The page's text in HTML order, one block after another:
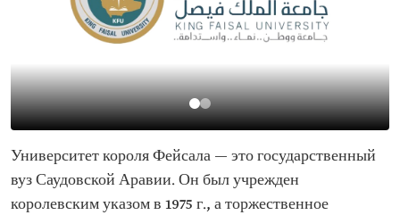
Университет короля Фейсала — это государственный
вуз Саудовской Аравии. Он был учрежден
королевским указом в 1975 г., а торжественное